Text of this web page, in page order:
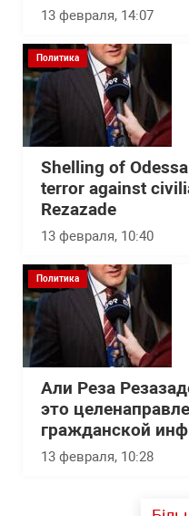
13 февраля, 14:07
Политика
Shelling of
terror against
Rezazade
13 февраля, 10:40
Политика
Али Реза
это
гражданской
13 февраля, 10:28